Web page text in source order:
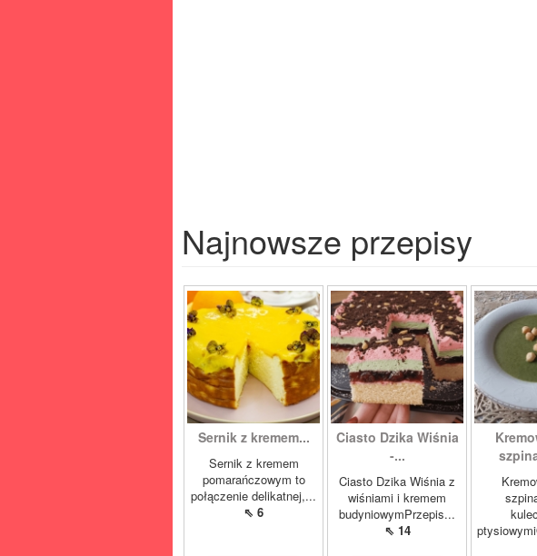
Najnowsze przepisy
Sernik z kremem...
Sernik z kremem
pomarańczowym to
połączenie delikatnej,...
⇖ 6
Ciasto Dzika Wiśnia
-...
Ciasto Dzika Wiśnia z
wiśniami i kremem
budyniowymPrzepis...
⇖ 14